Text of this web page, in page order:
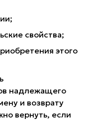
свойства;
этого
надлежащего
и возврату
вернуть, если